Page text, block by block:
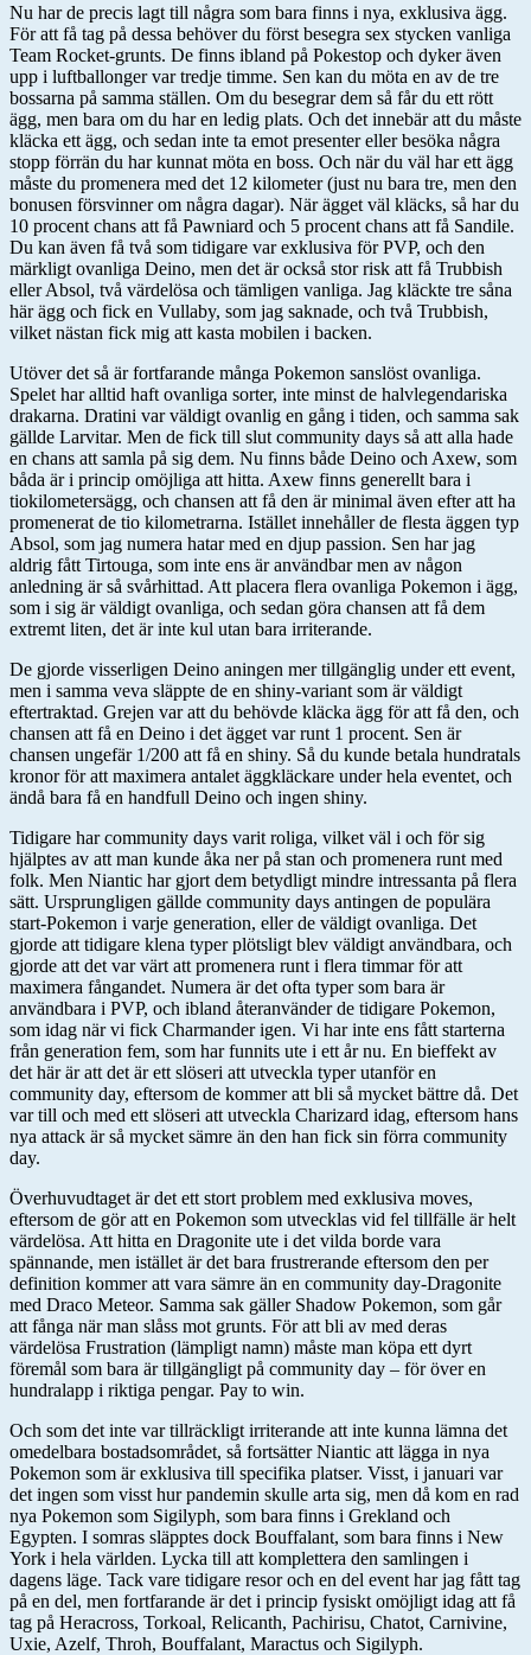
Nu har de precis lagt till några som bara finns i nya, exklusiva ägg.
För att få tag på dessa behöver du först besegra sex stycken vanliga
Team Rocket-grunts. De finns ibland på Pokestop och dyker även
upp i luftballonger var tredje timme. Sen kan du möta en av de tre
bossarna på samma ställen. Om du besegrar dem så får du ett rött
ägg, men bara om du har en ledig plats. Och det innebär att du måste
kläcka ett ägg, och sedan inte ta emot presenter eller besöka några
stopp förrän du har kunnat möta en boss. Och när du väl har ett ägg
måste du promenera med det 12 kilometer (just nu bara tre, men den
bonusen försvinner om några dagar). När ägget väl kläcks, så har du
10 procent chans att få Pawniard och 5 procent chans att få Sandile.
Du kan även få två som tidigare var exklusiva för PVP, och den
märkligt ovanliga Deino, men det är också stor risk att få Trubbish
eller Absol, två värdelösa och tämligen vanliga. Jag kläckte tre såna
här ägg och fick en Vullaby, som jag saknade, och två Trubbish,
vilket nästan fick mig att kasta mobilen i backen.
Utöver det så är fortfarande många Pokemon sanslöst ovanliga.
Spelet har alltid haft ovanliga sorter, inte minst de halvlegendariska
drakarna. Dratini var väldigt ovanlig en gång i tiden, och samma sak
gällde Larvitar. Men de fick till slut community days så att alla hade
en chans att samla på sig dem. Nu finns både Deino och Axew, som
båda är i princip omöjliga att hitta. Axew finns generellt bara i
tiokilometersägg, och chansen att få den är minimal även efter att ha
promenerat de tio kilometrarna. Istället innehåller de flesta äggen typ
Absol, som jag numera hatar med en djup passion. Sen har jag
aldrig fått Tirtouga, som inte ens är användbar men av någon
anledning är så svårhittad. Att placera flera ovanliga Pokemon i ägg,
som i sig är väldigt ovanliga, och sedan göra chansen att få dem
extremt liten, det är inte kul utan bara irriterande.
De gjorde visserligen Deino aningen mer tillgänglig under ett event,
men i samma veva släppte de en shiny-variant som är väldigt
eftertraktad. Grejen var att du behövde kläcka ägg för att få den, och
chansen att få en Deino i det ägget var runt 1 procent. Sen är
chansen ungefär 1/200 att få en shiny. Så du kunde betala hundratals
kronor för att maximera antalet äggkläckare under hela eventet, och
ändå bara få en handfull Deino och ingen shiny.
Tidigare har community days varit roliga, vilket väl i och för sig
hjälptes av att man kunde åka ner på stan och promenera runt med
folk. Men Niantic har gjort dem betydligt mindre intressanta på flera
sätt. Ursprungligen gällde community days antingen de populära
start-Pokemon i varje generation, eller de väldigt ovanliga. Det
gjorde att tidigare klena typer plötsligt blev väldigt användbara, och
gjorde att det var värt att promenera runt i flera timmar för att
maximera fångandet. Numera är det ofta typer som bara är
användbara i PVP, och ibland återanvänder de tidigare Pokemon,
som idag när vi fick Charmander igen. Vi har inte ens fått starterna
från generation fem, som har funnits ute i ett år nu. En bieffekt av
det här är att det är ett slöseri att utveckla typer utanför en
community day, eftersom de kommer att bli så mycket bättre då. Det
var till och med ett slöseri att utveckla Charizard idag, eftersom hans
nya attack är så mycket sämre än den han fick sin förra community
day.
Överhuvudtaget är det ett stort problem med exklusiva moves,
eftersom de gör att en Pokemon som utvecklas vid fel tillfälle är helt
värdelösa. Att hitta en Dragonite ute i det vilda borde vara
spännande, men istället är det bara frustrerande eftersom den per
definition kommer att vara sämre än en community day-Dragonite
med Draco Meteor. Samma sak gäller Shadow Pokemon, som går
att fånga när man slåss mot grunts. För att bli av med deras
värdelösa Frustration (lämpligt namn) måste man köpa ett dyrt
föremål som bara är tillgängligt på community day – för över en
hundralapp i riktiga pengar. Pay to win.
Och som det inte var tillräckligt irriterande att inte kunna lämna det
omedelbara bostadsområdet, så fortsätter Niantic att lägga in nya
Pokemon som är exklusiva till specifika platser. Visst, i januari var
det ingen som visst hur pandemin skulle arta sig, men då kom en rad
nya Pokemon som Sigilyph, som bara finns i Grekland och
Egypten. I somras släpptes dock Bouffalant, som bara finns i New
York i hela världen. Lycka till att komplettera den samlingen i
dagens läge. Tack vare tidigare resor och en del event har jag fått tag
på en del, men fortfarande är det i princip fysiskt omöjligt idag att få
tag på Heracross, Torkoal, Relicanth, Pachirisu, Chatot, Carnivine,
Uxie, Azelf, Throh, Bouffalant, Maractus och Sigilyph.